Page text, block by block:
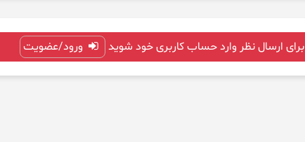
برای ارسال نظر وارد حساب کاربری خود شوید ورود/عضویت